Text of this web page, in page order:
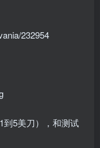
232954
到5美刀），和测试